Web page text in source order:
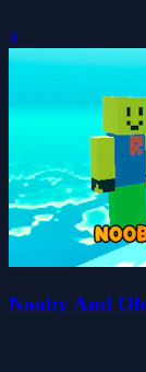
0
Nooby And